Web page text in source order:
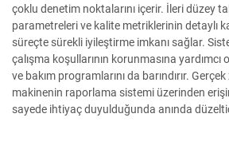
çoklu denetim noktalarını içerir. İleri düzey
parametreleri ve kalite metriklerinin detaylı
süreçte sürekli iyileştirme imkanı sağlar.
çalışma koşullarının korunmasına
ve bakım programlarını da barındırır.
makinenin raporlama sistemi üzerinden
sayede ihtiyaç duyulduğunda anında